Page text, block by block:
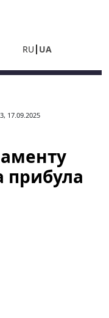
RU UA
17.09.2025
прибула